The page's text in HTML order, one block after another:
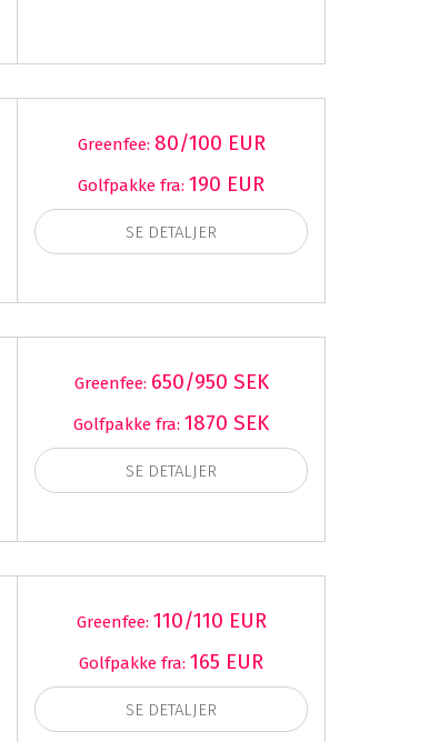
Greenfee: 80/100 EUR
Golfpakke fra: 190 EUR
SE DETALJER
Greenfee: 650/950 SEK
Golfpakke fra: 1870 SEK
SE DETALJER
Greenfee: 110/110 EUR
Golfpakke fra: 165 EUR
SE DETALJER